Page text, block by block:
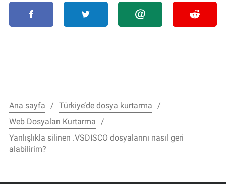
Ana sayfa
Türkiye’de dosya kurtarma
Web Dosyaları Kurtarma
Yanlışlıkla silinen .VSDISCO dosyalarını nasıl geri
alabilirim?